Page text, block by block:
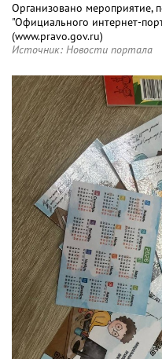
Организовано мероприятие,
"Официального
(www.pravo.gov.ru)
Источник: Новости портала